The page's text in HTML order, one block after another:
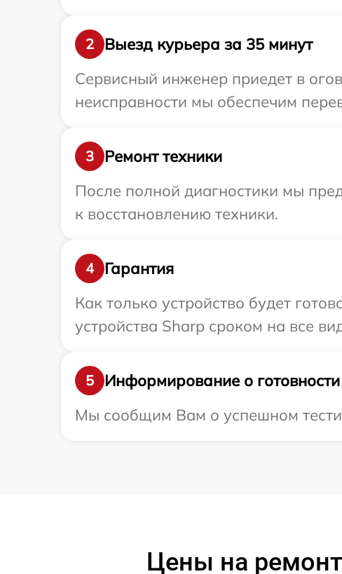
2
Выезд курьера за 35 минут
Сервисный инженер приедет в
неисправности мы обеспечим
3
Ремонт техники
После полной диагностики мы
к восстановлению техники.
4
Гарантия
Как только устройство будет
устройства Sharp сроком на все
5
Информирование о готовности
Мы сообщим Вам о успешном
Цены на